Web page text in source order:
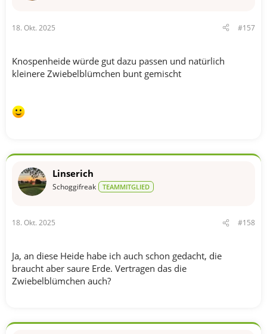
18. Okt. 2025 #157
Knospenheide würde gut dazu passen und natürlich
kleinere Zwiebelblümchen bunt gemischt
Linserich
Schoggifreak TEAMMITGLIED
18. Okt. 2025 #158
Ja, an diese Heide habe ich auch schon gedacht, die
braucht aber saure Erde. Vertragen das die
Zwiebelblümchen auch?